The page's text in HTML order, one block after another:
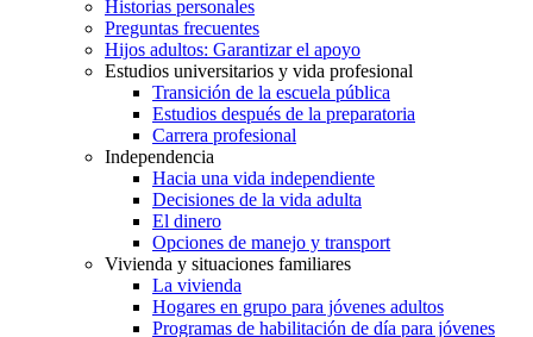
Historias personales
Preguntas frecuentes
Hijos adultos: Garantizar el apoyo
Estudios universitarios y vida profesional
Transición de la escuela pública
Estudios después de la preparatoria
Carrera profesional
Independencia
Hacia una vida independiente
Decisiones de la vida adulta
El dinero
Opciones de manejo y transport
Vivienda y situaciones familiares
La vivienda
Hogares en grupo para jóvenes adultos
Programas de habilitación de día para jóvenes